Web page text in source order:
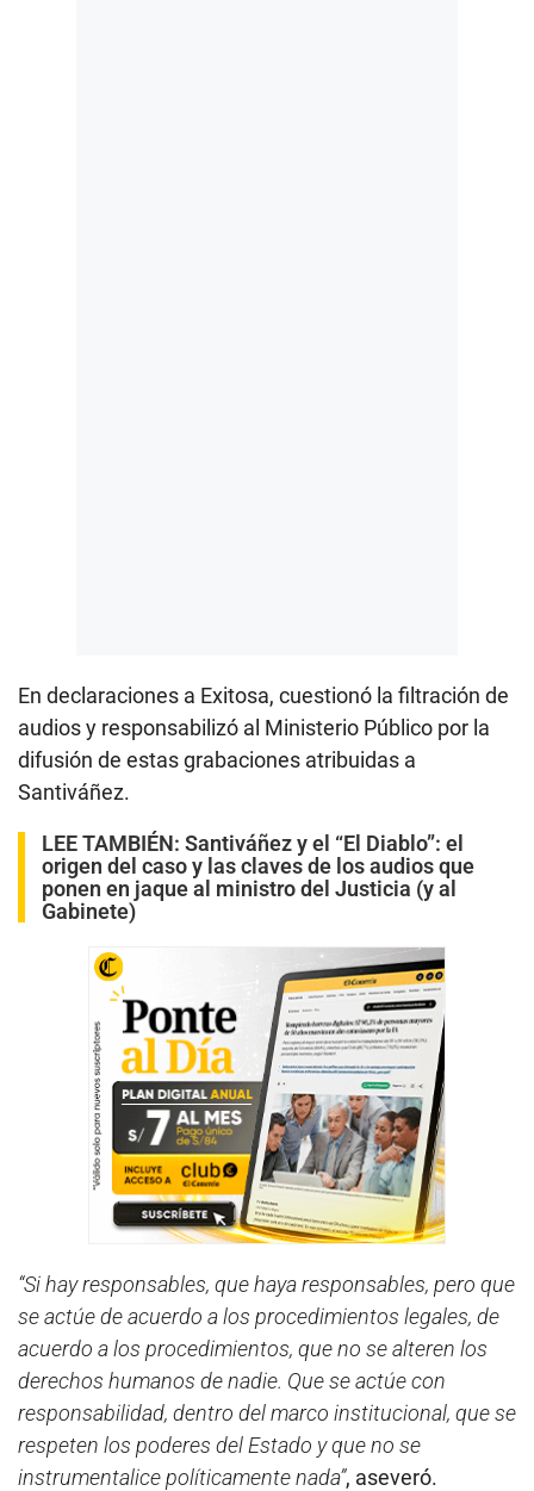
En declaraciones a Exitosa, cuestionó la filtración de
audios y responsabilizó al Ministerio Público por la
difusión de estas grabaciones atribuidas a
Santiváñez.
LEE TAMBIÉN: Santiváñez y el “El Diablo”: el
origen del caso y las claves de los audios que
ponen en jaque al ministro del Justicia (y al
Gabinete)
“Si hay responsables, que haya responsables, pero que
se actúe de acuerdo a los procedimientos legales, de
acuerdo a los procedimientos, que no se alteren los
derechos humanos de nadie. Que se actúe con
responsabilidad, dentro del marco institucional, que se
respeten los poderes del Estado y que no se
instrumentalice políticamente nada”, aseveró.